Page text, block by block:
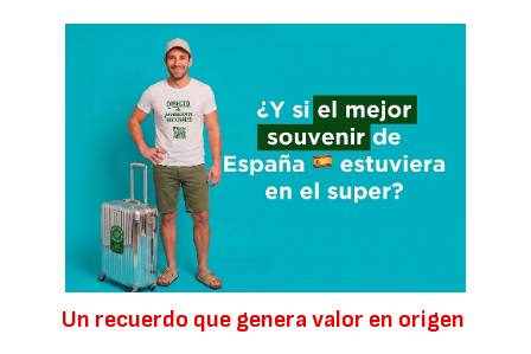
Un recuerdo que genera valor en origen